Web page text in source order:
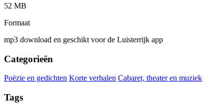
52 MB
Formaat
mp3 download en geschikt voor de Luisterrijk app
Categorieën
Poëzie en gedichten Korte verhalen Cabaret, theater en muziek
Tags